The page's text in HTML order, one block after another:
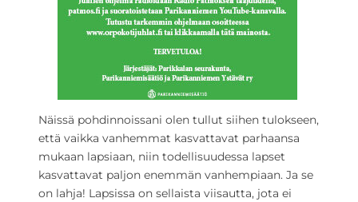
Näissä pohdinnoissani olen tullut siihen tulokseen,
että vaikka vanhemmat kasvattavat parhaansa
mukaan lapsiaan, niin todellisuudessa lapset
kasvattavat paljon enemmän vanhempiaan. Ja se
on lahja! Lapsissa on sellaista viisautta, jota ei